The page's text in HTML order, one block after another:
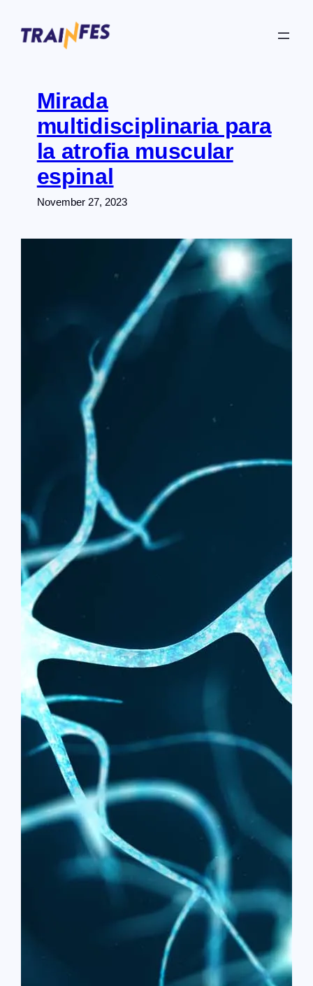
content
Mirada
multidisciplinaria para
la atrofia muscular
espinal
November 27, 2023